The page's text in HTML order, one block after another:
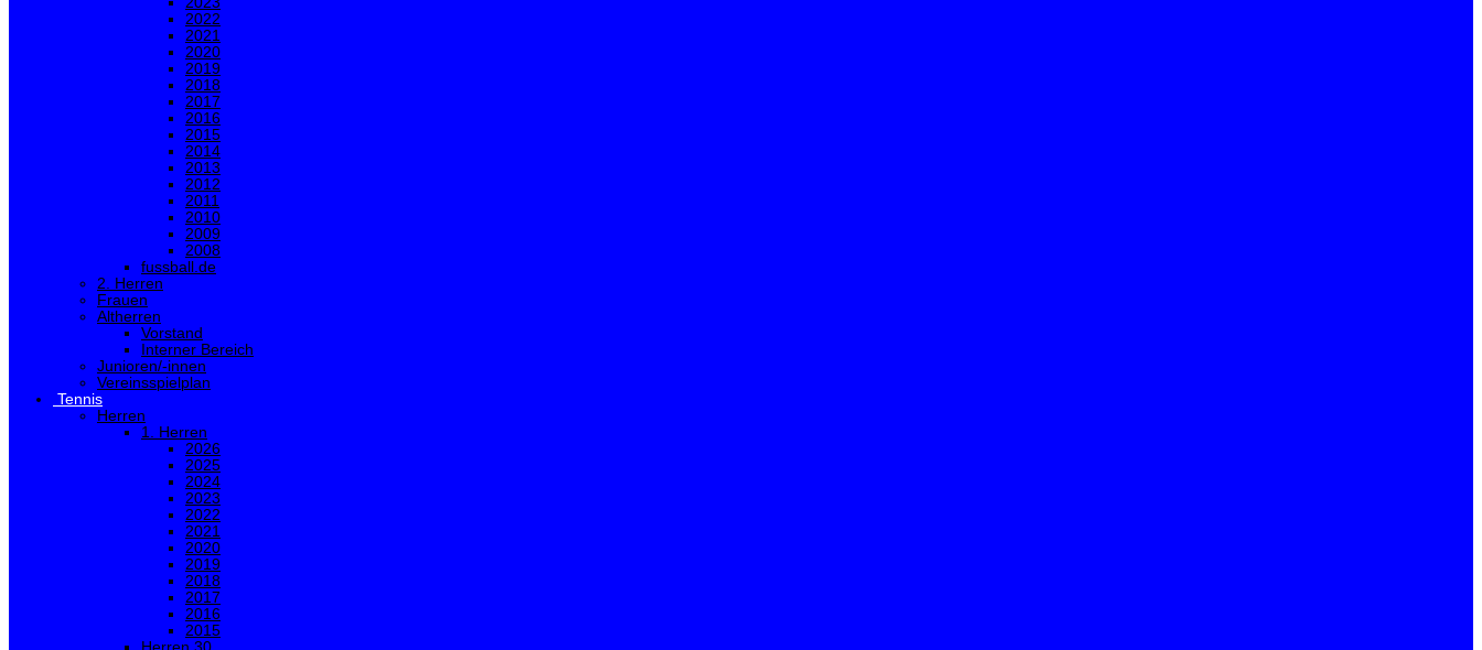
2022
2021
2020
2019
2018
2017
2016
2015
2014
2013
2012
2011
2010
2009
2008
fussball.de
2. Herren
Frauen
Altherren
Vorstand
Interner Bereich
Junioren/-innen
Vereinsspielplan
Tennis
Herren
1. Herren
2026
2025
2024
2023
2022
2021
2020
2019
2018
2017
2016
2015